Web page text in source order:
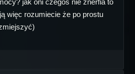
jak oni czegos nie znerfia to
więc rozumiecie że po prostu